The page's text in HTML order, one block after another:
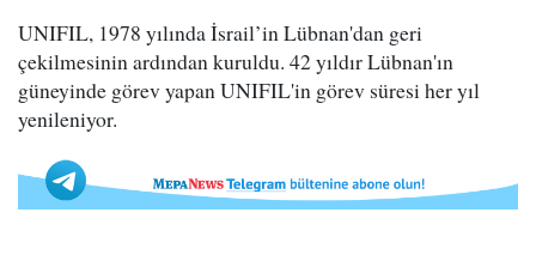
UNIFIL, 1978 yılında İsrail’in Lübnan'dan geri
çekilmesinin ardından kuruldu. 42 yıldır Lübnan'ın
güneyinde görev yapan UNIFIL'in görev süresi her yıl
yenileniyor.